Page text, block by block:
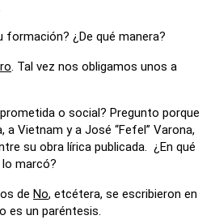
¿De qué manera?
. Tal vez nos obligamos unos a
o social? Pregunto porque
a Vietnam y a José “Fefel” Varona,
su obra lírica publicada. ¿En qué
marcó?
de No, etcétera, se escribieron en
es un paréntesis.